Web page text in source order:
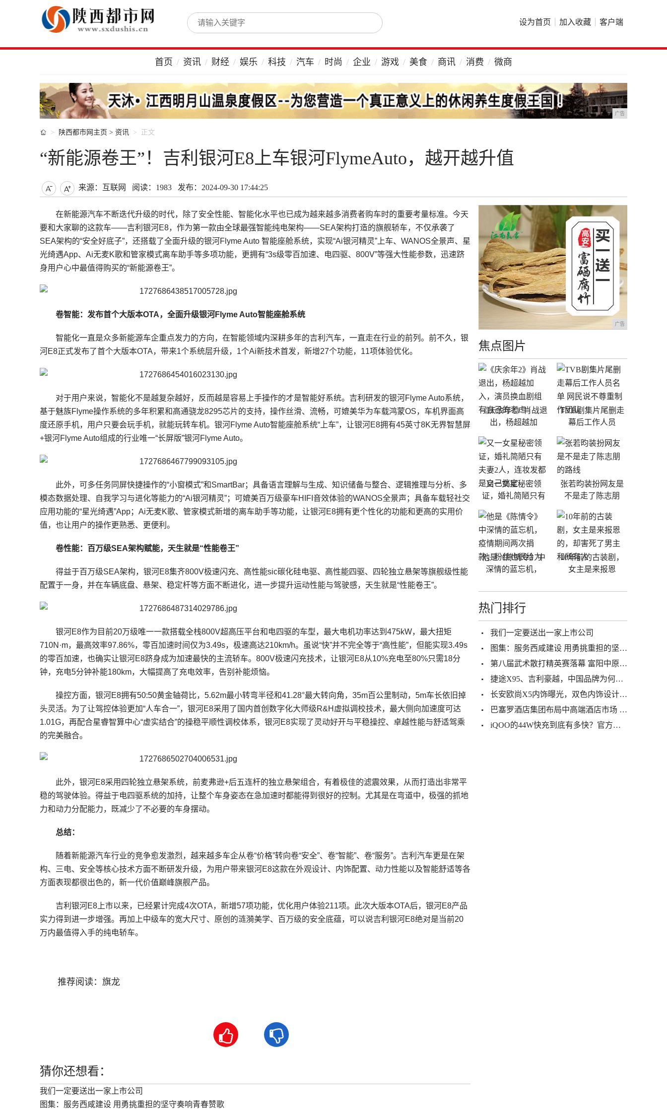
设为首页 加入收藏 客户端
首页 资讯 财经 娱乐 科技 汽车 时尚 企业 游戏 美食 商讯 消费 微商
广告
 陕西都市网主页 > 资讯 正文
“新能源卷王”！吉利银河E8上车银河FlymeAuto，越开越升值
  来源：互联网 阅读：1983 发布：2024-09-30 17:44:25
在新能源汽车不断迭代升级的时代，除了安全性能、智能化水平也已成为越来越多消费者购车时的重要考量标准。今天
要和大家聊的这款车——吉利银河E8，作为第一款由全球最强智能纯电架构——SEA架构打造的旗舰轿车，不仅承袭了
SEA架构的“安全好底子”，还搭载了全面升级的银河Flyme Auto 智能座舱系统，实现“Ai银河精灵”上车、WANOS全景声、星
光绮遇App、Ai无麦K歌和管家模式离车助手等多项功能，更拥有“3s级零百加速、电四驱、800V”等强大性能参数，迅速跻
身用户心中最值得购买的“新能源卷王”。
卷智能：发布首个大版本OTA，全面升级银河Flyme Auto智能座舱系统
智能化一直是众多新能源车企重点发力的方向，在智能领域内深耕多年的吉利汽车，一直走在行业的前列。前不久，银
河E8正式发布了首个大版本OTA，带来1个系统层升级，1个Ai新技术首发，新增27个功能，11项体验优化。
对于用户来说，智能化不是越复杂越好，反而越是容易上手操作的才是智能好系统。吉利研发的银河Flyme Auto系统，
基于魅族Flyme操作系统的多年积累和高通骁龙8295芯片的支持，操作丝滑、流畅，可媲美华为车载鸿蒙OS，车机界面高
度还原手机，用户只要会玩手机，就能玩转车机。银河Flyme Auto智能座舱系统“上车”，让银河E8拥有45英寸8K无界智慧屏
+银河Flyme Auto组成的行业唯一“长屏版”银河Flyme Auto。
此外，可多任务同屏快捷操作的“小窗模式”和SmartBar；具备语言理解与生成、知识储备与整合、逻辑推理与分析、多
模态数据处理、自我学习与进化等能力的“Ai银河精灵”；可媲美百万级豪车HIFI音效体验的WANOS全景声；具备车载轻社交
应用功能的“星光绮遇”App；Ai无麦K歌、管家模式新增的离车助手等功能，让银河E8拥有更个性化的功能和更高的实用价
值，也让用户的操作更熟悉、更便利。
卷性能：百万级SEA架构赋能，天生就是“性能卷王”
得益于百万级SEA架构，银河E8集齐800V极速闪充、高性能sic碳化硅电驱、高性能四驱、四轮独立悬架等旗舰级性能
配置于一身，并在车辆底盘、悬架、稳定杆等方面不断进化，进一步提升运动性能与驾驶感，天生就是“性能卷王”。
银河E8作为目前20万级唯一一款搭载全栈800V超高压平台和电四驱的车型，最大电机功率达到475kW，最大扭矩
710N·m，最高效率97.86%，零百加速时间仅为3.49s，极速高达210km/h。虽说“快”并不完全等于“高性能”，但能实现3.49s
的零百加速，也确实让银河E8跻身成为加速最快的主流轿车。800V极速闪充技术，让银河E8从10%充电至80%只需18分
钟，充电5分钟补能180km，大幅提高了充电效率，告别补能烦恼。
操控方面，银河E8拥有50:50黄金轴荷比，5.62m最小转弯半径和41.28°最大转向角，35m百公里制动，5m车长依旧掉
头灵活。为了让驾控体验更加“人车合一”，银河E8采用了国内首创数字化大师级R&H虚拟调校技术，最大侧向加速度可达
1.01G，再配合星睿智算中心“虚实结合”的操稳平顺性调校体系，银河E8实现了灵动好开与平稳操控、卓越性能与舒适驾乘
的完美融合。
此外，银河E8采用四轮独立悬架系统，前麦弗逊+后五连杆的独立悬架组合，有着极佳的滤震效果，从而打造出非常平
稳的驾驶体验。得益于电四驱系统的加持，让整个车身姿态在急加速时都能得到很好的控制。尤其是在弯道中，极强的抓地
力和动力分配能力，既减少了不必要的车身摆动。
总结：
随着新能源汽车行业的竞争愈发激烈，越来越多车企从卷“价格”转向卷“安全”、卷“智能”、卷“服务”。吉利汽车更是在架
构、三电、安全等核心技术方面不断研发升级，为用户带来银河E8这款在外观设计、内饰配置、动力性能以及智能舒适等各
方面表现都很出色的，新一代价值巅峰旗舰产品。
吉利银河E8上市以来，已经累计完成4次OTA，新增57项功能，优化用户体验211项。此次大版本OTA后，银河E8产品
实力得到进一步增强。再加上中级车的宽大尺寸、原创的涟漪美学、百万级的安全底蕴，可以说吉利银河E8绝对是当前20
万内最值得入手的纯电轿车。
推荐阅读： 旗龙
 
猜你还想看：
我们一定要送出一家上市公司
图集：服务西咸建设 用勇挑重担的坚守奏响青春赞歌
广告
焦点图片
《庆余年2》肖战退
出，杨超越加
TVB剧集片尾删走
幕后工作人员
又一女星秘密领
证，婚礼简陋只有
张若昀装扮网友是
不是走了陈志朋
他是《陈情令》中
深情的蓝忘机，
10年前的古装剧，
女主是来报恩
热门排行
我们一定要送出一家上市公司
图集：服务西咸建设 用勇挑重担的坚守奏响青春赞歌
第八届武术散打精英赛落幕 富阳中原武馆散打馆勇夺6冠
捷途X95、吉利豪越，中国品牌为何争相布局中大型SUV市场
长安欧尚X5内饰曝光，双色内饰设计，动力超哈弗H6，11月就能买
巴塞罗酒店集团布局中高端酒店市场 首家奥仕登酒店落户西安
iQOO的44W快充到底有多快？官方实测46分钟充满手机